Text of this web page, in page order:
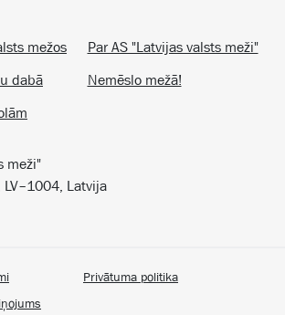
mežos
Par AS "Latvijas valsts meži"
dabā
Nemēslo mežā!
meži"
Latvija
Privātuma politika